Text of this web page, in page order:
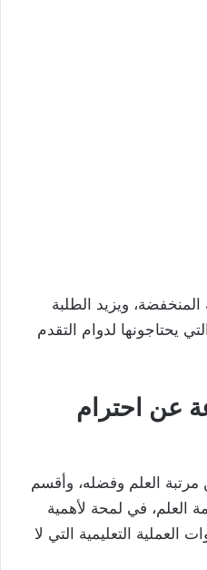
ويزيد الطلبة
يحتاجونها لدوام التقدم
عن احترام
مرتبة العلم وفضله، وأقسم
العلم، في لمحة لأهمية
العملية التعليمية التي لا